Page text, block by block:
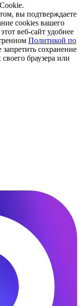
вы подтверждаете
cookies вашего
веб-сайт удобнее
Политикой по
сохранение
браузера или